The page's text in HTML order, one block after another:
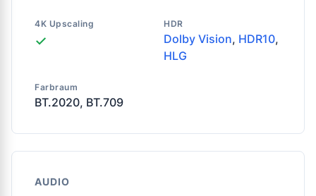
4K Upscaling
✓
HDR
Dolby Vision, HDR10,
HLG
Farbraum
BT.2020, BT.709
AUDIO